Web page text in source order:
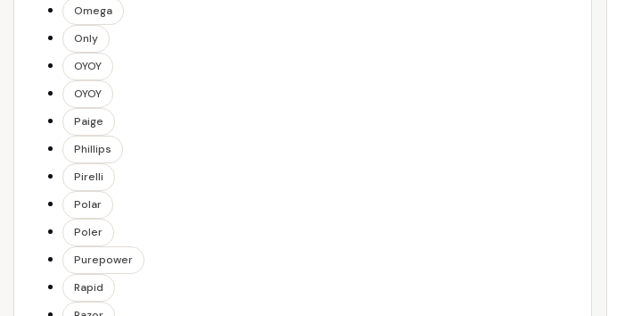
Omega
Only
OYOY
OYOY
Paige
Phillips
Pirelli
Polar
Poler
Purepower
Rapid